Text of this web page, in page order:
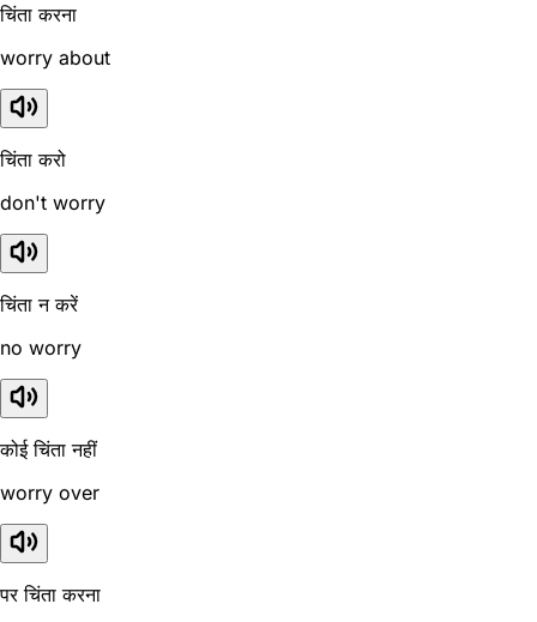
चिंता करना
worry about
चिंता करो
don't worry
चिंता न करें
no worry
कोई चिंता नहीं
worry over
पर चिंता करना